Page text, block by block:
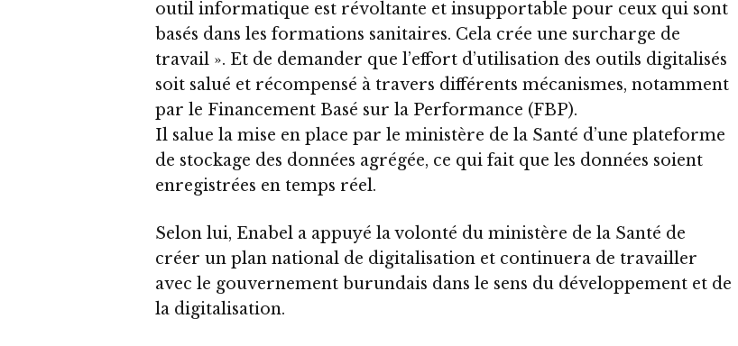
outil informatique est révoltante et insupportable pour ceux qui sont
basés dans les formations sanitaires. Cela crée une surcharge de
travail ». Et de demander que l’effort d’utilisation des outils digitalisés
soit salué et récompensé à travers différents mécanismes, notamment
par le Financement Basé sur la Performance (FBP).
Il salue la mise en place par le ministère de la Santé d’une plateforme
de stockage des données agrégée, ce qui fait que les données soient
enregistrées en temps réel.
Selon lui, Enabel a appuyé la volonté du ministère de la Santé de
créer un plan national de digitalisation et continuera de travailler
avec le gouvernement burundais dans le sens du développement et de
la digitalisation.